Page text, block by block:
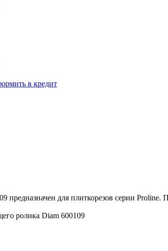
в кредит
для плиткорезов серии Proline.
ролика Diam 600109